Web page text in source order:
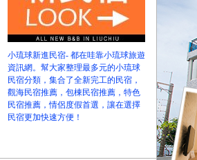
【小琉球民宿特約】東港停車場!!看這邊
小琉球民宿 最完整的旅遊資訊都在這
【哇靠小琉球】新版官網熱情開站
【哇靠小琉球粉絲團】即時動態!!
小琉球新進民宿- 都在哇靠小琉球旅遊
資訊網。幫大家整理最多元的小琉球
民宿分類，集合了全新完工的民宿，
觀海民宿推薦，包棟民宿推薦，特色
民宿推薦，情侶度假首選，讓在選擇
民宿更加快速方便！